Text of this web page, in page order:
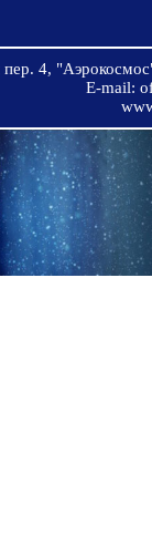
4,
E-mail: